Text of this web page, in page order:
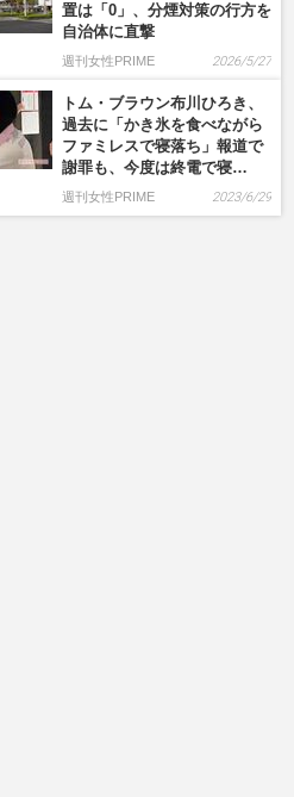
置は「0」、分煙対策の行方を
自治体に直撃
週刊女性PRIME 2026/5/27
トム・ブラウン布川ひろき、
過去に「かき氷を食べながら
ファミレスで寝落ち」報道で
謝罪も、今度は終電で寝…
週刊女性PRIME 2023/6/29